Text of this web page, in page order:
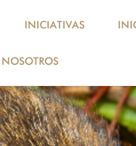
INICIATIVAS
NOSOTROS